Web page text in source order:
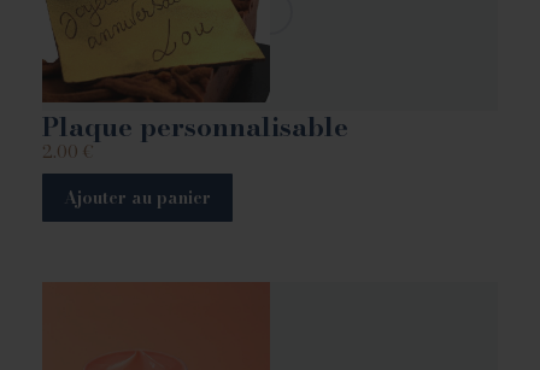
Plaque personnalisable
2.00 €
Ajouter au panier